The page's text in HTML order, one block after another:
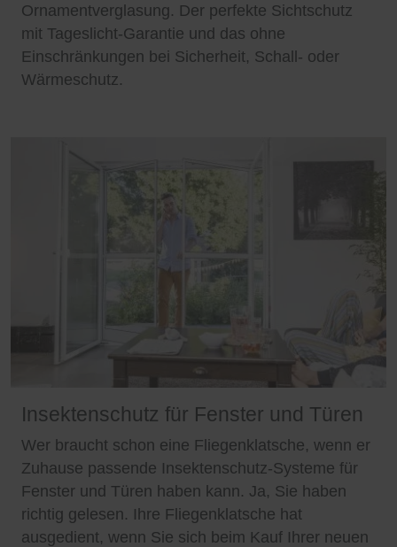
Ornamentverglasung. Der perfekte Sichtschutz
mit Tageslicht-Garantie und das ohne
Einschränkungen bei Sicherheit, Schall- oder
Wärmeschutz.
Insektenschutz für Fenster und Türen
Wer braucht schon eine Fliegenklatsche, wenn er
Zuhause passende Insektenschutz-Systeme für
Fenster und Türen haben kann. Ja, Sie haben
richtig gelesen. Ihre Fliegenklatsche hat
ausgedient, wenn Sie sich beim Kauf Ihrer neuen